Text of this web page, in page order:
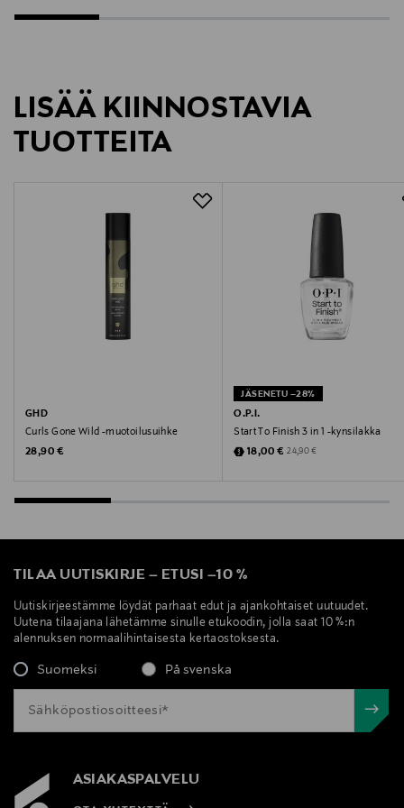
LISÄÄ KIINNOSTAVIA
TUOTTEITA
GHD
Curls Gone Wild -muotoilusuihke
Original Price
28,90 €
JÄSENETU –28%
O.P.I.
Start To Finish 3 in 1 -kynsilakka
Discounted Price
18,00 € Original Price
24,90 €
TILAA UUTISKIRJE – ETUSI –10 %
Uutiskirjeestämme löydät parhaat edut ja ajankohtaiset uutuudet.
Uutena tilaajana lähetämme sinulle etukoodin, jolla saat 10 %:n
alennuksen normaalihintaisesta kertaostoksesta.
Suomeksi På svenska
ASIAKASPALVELU